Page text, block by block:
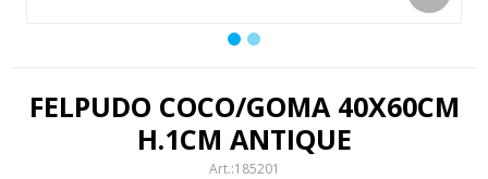
FELPUDO COCO/GOMA 40X60CM
H.1CM ANTIQUE
185201